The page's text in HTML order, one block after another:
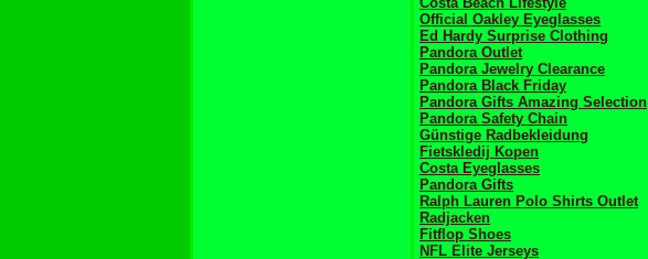
Official Oakley Eyeglasses
Ed Hardy Surprise Clothing
Pandora Outlet
Pandora Jewelry Clearance
Pandora Black Friday
Pandora Gifts Amazing Selection
Pandora Safety Chain
Günstige Radbekleidung
Fietskledij Kopen
Costa Eyeglasses
Pandora Gifts
Ralph Lauren Polo Shirts Outlet
Radjacken
Fitflop Shoes
NFL Elite Jerseys